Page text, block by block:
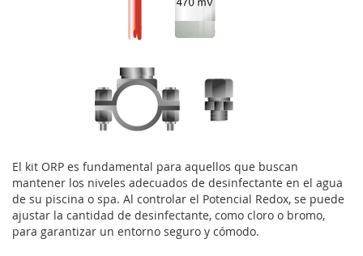
El kit ORP es fundamental para aquellos que buscan
mantener los niveles adecuados de desinfectante en el agua
de su piscina o spa. Al controlar el Potencial Redox, se puede
ajustar la cantidad de desinfectante, como cloro o bromo,
para garantizar un entorno seguro y cómodo.